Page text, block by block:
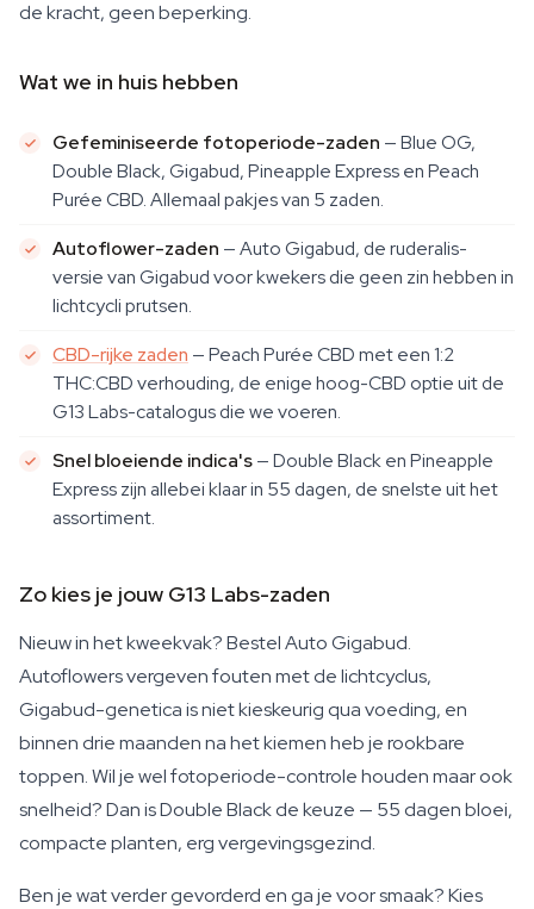
de kracht, geen beperking.
Wat we in huis hebben
Gefeminiseerde fotoperiode-zaden — Blue OG,
Double Black, Gigabud, Pineapple Express en Peach
Purée CBD. Allemaal pakjes van 5 zaden.
Autoflower-zaden — Auto Gigabud, de ruderalis-
versie van Gigabud voor kwekers die geen zin hebben in
lichtcycli prutsen.
CBD-rijke zaden — Peach Purée CBD met een 1:2
THC:CBD verhouding, de enige hoog-CBD optie uit de
G13 Labs-catalogus die we voeren.
Snel bloeiende indica's— Double Black en Pineapple
Express zijn allebei klaar in 55 dagen, de snelste uit het
assortiment.
Zo kies je jouw G13 Labs-zaden
Nieuw in het kweekvak? Bestel Auto Gigabud.
Autoflowers vergeven fouten met de lichtcyclus,
Gigabud-genetica is niet kieskeurig qua voeding, en
binnen drie maanden na het kiemen heb je rookbare
toppen. Wil je wel fotoperiode-controle houden maar ook
snelheid? Dan is Double Black de keuze — 55 dagen bloei,
compacte planten, erg vergevingsgezind.
Ben je wat verder gevorderd en ga je voor smaak? Kies